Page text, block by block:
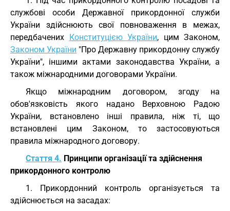
службові особи Державної прикордонної служби
України здійснюють свої повноваження в межах,
передбачених Конституцією України, цим Законом,
Законом України "Про Державну прикордонну службу
України", іншими актами законодавства України, а
також міжнародними договорами України.
Якщо міжнародним договором, згоду на
обов'язковість якого надано Верховною Радою
України, встановлено інші правила, ніж ті, що
встановлені цим Законом, то застосовуються
правила міжнародного договору.
Стаття 4. Принципи організації та здійснення
прикордонного контролю
1. Прикордонний контроль організується та
здійснюється на засадах: